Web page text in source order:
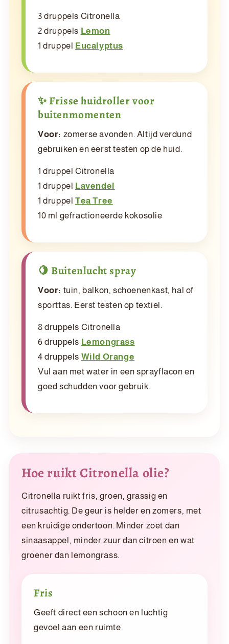
3 druppels Citronella
2 druppels Lemon
1 druppel
Eucalyptus
✨ Frisse huidroller voor
buitenmomenten
Voor: zomerse avonden. Altijd verdund
gebruiken en eerst testen op de huid.
1 druppel Citronella
1 druppel
Lavendel
1 druppel Tea Tree
10 ml gefractioneerde kokosolie
🍋 Buitenlucht spray
Voor: tuin, balkon, schoenenkast, hal of
sporttas. Eerst testen op textiel.
8 druppels Citronella
6 druppels Lemongrass
4 druppels Wild Orange
Vul aan met water in een sprayflacon en
goed schudden voor gebruik.
Hoe ruikt Citronella olie?
Citronella ruikt fris, groen, grassig en
citrusachtig. De geur is helder en zomers, met
een kruidige ondertoon. Minder zoet dan
sinaasappel, minder zuur dan citroen en wat
groener dan lemongrass.
Fris
Geeft direct een schoon en luchtig
gevoel aan een ruimte.